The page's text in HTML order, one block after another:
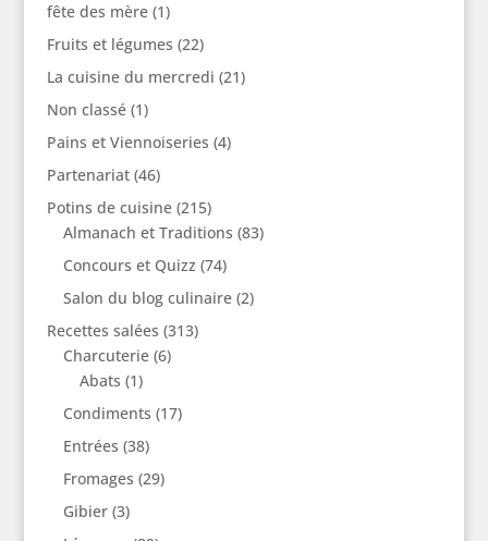
fête des mère(1)
Fruits et légumes (22)
La cuisine du mercredi (21)
Non classé(1)
Pains et Viennoiseries (4)
Partenariat(46)
Potins de cuisine(215)
Almanach et Traditions (83)
Concours et Quizz (74)
Salon du blog culinaire(2)
Recettes salées (313)
Charcuterie(6)
Abats (1)
Condiments (17)
Entrées (38)
Fromages (29)
Gibier(3)